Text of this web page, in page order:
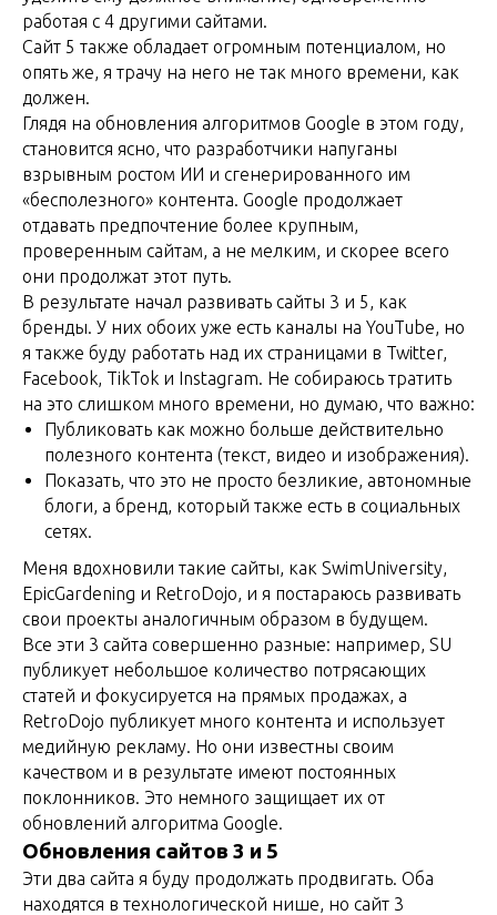
работая с 4 другими сайтами.
Сайт 5 также обладает огромным потенциалом, но
опять же, я трачу на него не так много времени, как
должен.
Глядя на обновления алгоритмов Google в этом году,
становится ясно, что разработчики напуганы
взрывным ростом ИИ и сгенерированного им
«бесполезного» контента. Google продолжает
отдавать предпочтение более крупным,
проверенным сайтам, а не мелким, и скорее всего
они продолжат этот путь.
В результате начал развивать сайты 3 и 5, как
бренды. У них обоих уже есть каналы на YouTube, но
я также буду работать над их страницами в Twitter,
Facebook, TikTok и Instagram. Не собираюсь тратить
на это слишком много времени, но думаю, что важно:
Публиковать как можно больше действительно
полезного контента (текст, видео и изображения).
Показать, что это не просто безликие, автономные
блоги, а бренд, который также есть в социальных
сетях.
Меня вдохновили такие сайты, как SwimUniversity,
EpicGardening и RetroDojo, и я постараюсь развивать
свои проекты аналогичным образом в будущем.
Все эти 3 сайта совершенно разные: например, SU
публикует небольшое количество потрясающих
статей и фокусируется на прямых продажах, а
RetroDojo публикует много контента и использует
медийную рекламу. Но они известны своим
качеством и в результате имеют постоянных
поклонников. Это немного защищает их от
обновлений алгоритма Google.
Обновления сайтов 3 и 5
Эти два сайта я буду продолжать продвигать. Оба
находятся в технологической нише, но сайт 3